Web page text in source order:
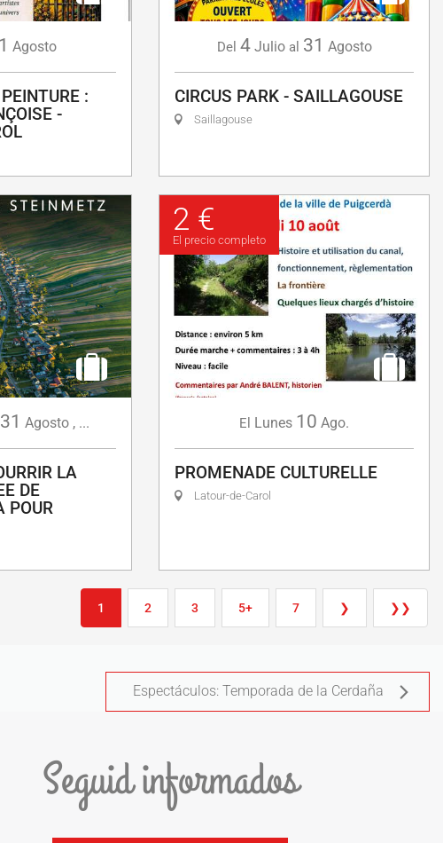
Agosto
:
-
Del 4 Julio al 31 Agosto
CIRCUS PARK - SAILLAGOUSE
Saillagouse
31 Agosto , ...
LA
DE
POUR
2 €
El precio completo
El Lunes 10 Ago.
PROMENADE CULTURELLE
Latour-de-Carol
1 2 3 5+ 7 ❯ ❯❯
Espectáculos: Temporada de la Cerdaña
Seguid informados